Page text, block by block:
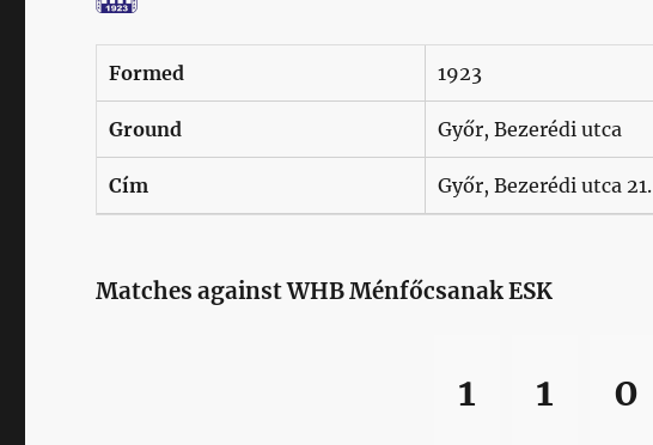
Formed 1923
Ground Győr, Bezerédi utca
Cím Győr, Bezerédi utca 21.
Matches against WHB Ménfőcsanak ESK
1 1 0